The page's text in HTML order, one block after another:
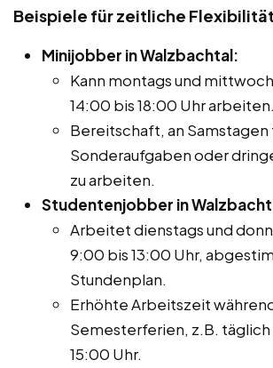
Beispiele für zeitliche
Minijobber in Walzbachtal:
Kann montags und
14:00 bis 18:00 Uhr arbeiten.
Bereitschaft, an Samstagen
Sonderaufgaben oder
zu arbeiten.
Studentenjobber in
Arbeitet dienstags und
9:00 bis 13:00 Uhr,
Stundenplan.
Erhöhte Arbeitszeit
Semesterferien, z.B.
15:00 Uhr.